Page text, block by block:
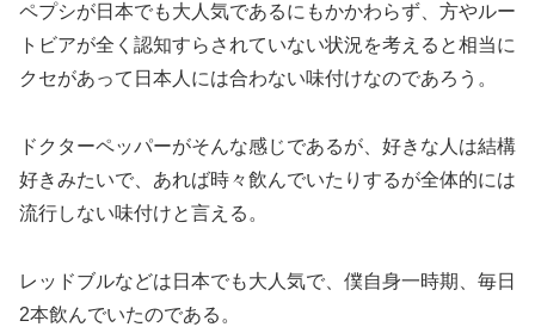
ペプシが日本でも大人気であるにもかかわらず、方やルー
トビアが全く認知すらされていない状況を考えると相当に
クセがあって日本人には合わない味付けなのであろう。
ドクターペッパーがそんな感じであるが、好きな人は結構
好きみたいで、あれば時々飲んでいたりするが全体的には
流行しない味付けと言える。
レッドブルなどは日本でも大人気で、僕自身一時期、毎日
2本飲んでいたのである。